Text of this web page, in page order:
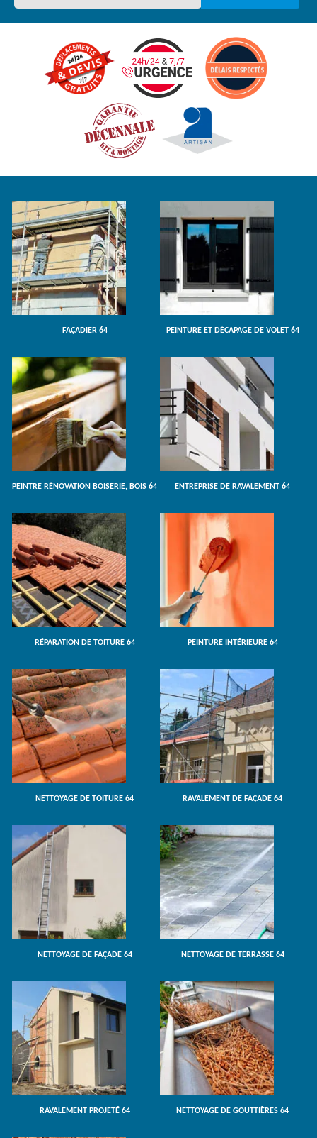
FAÇADIER 64 PEINTURE ET DÉCAPAGE DE VOLET 64
PEINTRE RÉNOVATION BOISERIE, BOIS 64 ENTREPRISE DE RAVALEMENT 64
RÉPARATION DE TOITURE 64 PEINTURE INTÉRIEURE 64
NETTOYAGE DE TOITURE 64 RAVALEMENT DE FAÇADE 64
NETTOYAGE DE FAÇADE 64 NETTOYAGE DE TERRASSE 64
RAVALEMENT PROJETÉ 64 NETTOYAGE DE GOUTTIÈRES 64